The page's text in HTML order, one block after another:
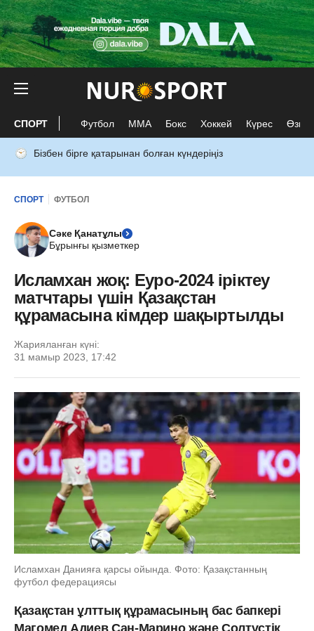
СПОРТ Футбол ММА Бокс Хоккей Күрес Өзге
Бізбен бірге қатарынан болған күндеріңіз
СПОРТ ФУТБОЛ
Сәке Қанатұлы
Бұрынғы қызметкер
Исламхан жоқ: Еуро-2024 іріктеу
матчтары үшін Қазақстан
құрамасына кімдер шақыртылды
Жарияланған күні:
31 мамыр 2023, 17:42
Исламхан Данияға қарсы ойында. Фото: Қазақстанның
футбол федерациясы
Қазақстан ұлттық құрамасының бас бапкері
Магомед Адиев Сан-Марино және Солтүстік